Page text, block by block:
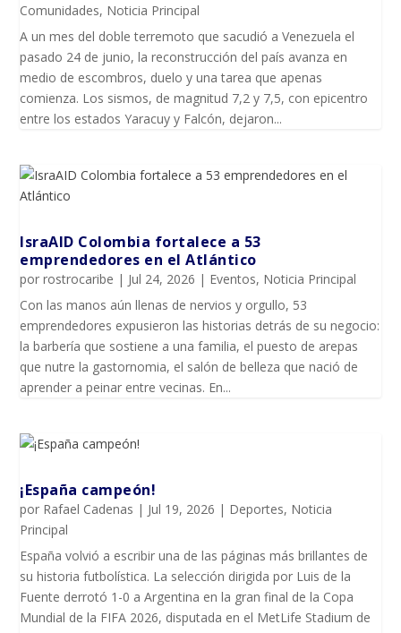
Comunidades, Noticia Principal
A un mes del doble terremoto que sacudió a Venezuela el
pasado 24 de junio, la reconstrucción del país avanza en
medio de escombros, duelo y una tarea que apenas
comienza. Los sismos, de magnitud 7,2 y 7,5, con epicentro
entre los estados Yaracuy y Falcón, dejaron...
IsraAID Colombia fortalece a 53
emprendedores en el Atlántico
porrostrocaribe | Jul 24, 2026 | Eventos, Noticia Principal
Con las manos aún llenas de nervios y orgullo, 53
emprendedores expusieron las historias detrás de su negocio:
la barbería que sostiene a una familia, el puesto de arepas
que nutre la gastornomia, el salón de belleza que nació de
aprender a peinar entre vecinas. En...
¡España campeón!
por Rafael Cadenas | Jul 19, 2026 | Deportes, Noticia
Principal
España volvió a escribir una de las páginas más brillantes de
su historia futbolística. La selección dirigida por Luis de la
Fuente derrotó 1-0 a Argentina en la gran final de la Copa
Mundial de la FIFA 2026, disputada en el MetLife Stadium de